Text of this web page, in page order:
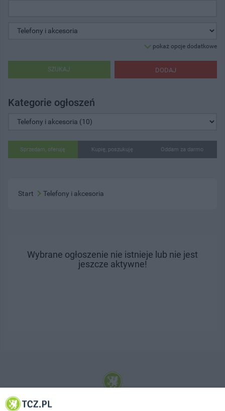
pokaż opcje dodatkowe
DODAJ
SZUKAJ
Kategorie ogłoszeń
Sprzedam, oferuję Kupię, poszukuję Oddam za darmo
Start Telefony i akcesoria
Wybrane ogłoszenie nie istnieje lub nie jest
jeszcze aktywne!
© 2001-2026 Tczew - TCZ.PL Sp. z o.o. Internetowy Serwis Informacyjny Miasta